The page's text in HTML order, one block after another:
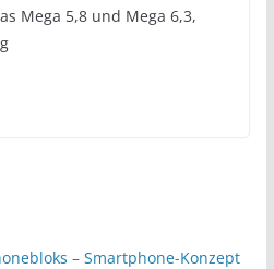
Mega 5,8 und Mega 6,3,
– Smartphone-Konzept